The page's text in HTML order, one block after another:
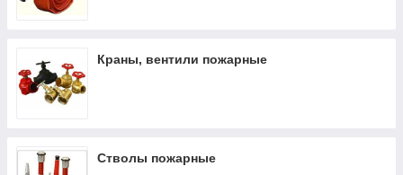
Краны, вентили пожарные
Стволы пожарные